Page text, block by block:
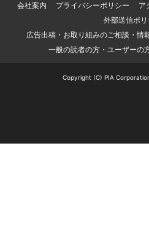
会社案内
プライバシーポリシー
ア
外部送信ポリ
広告出稿・お取り組みのご相談・情
一般の読者の方・ユーザーの
Copyright (C) PIA